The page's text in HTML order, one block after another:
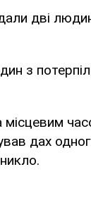
дві
з
дах